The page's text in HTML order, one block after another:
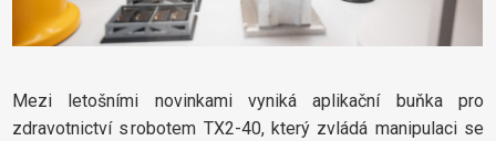
Mezi letošními novinkami vyniká aplikační buňka pro
zdravotnictví s robotem TX2-40, který zvládá manipulaci se